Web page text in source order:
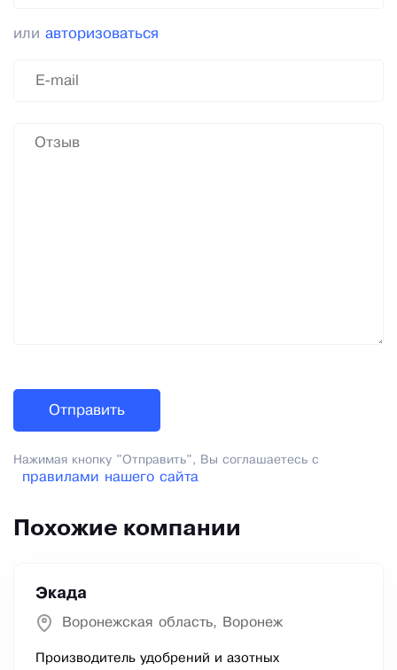
или авторизоваться
Нажимая кнопку "Отправить", Вы соглашаетесь с
правилами нашего сайта
Похожие компании
Экада
Воронежская область, Воронеж
Производитель удобрений и азотных